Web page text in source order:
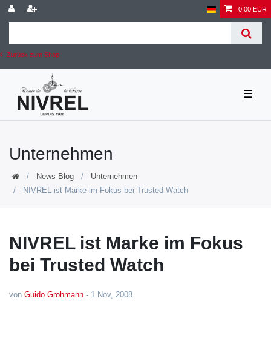
Zurück zum Shop
0,00 EUR
☰
Unternehmen
News Blog
Unternehmen
NIVREL ist Marke im Fokus bei Trusted Watch
NIVREL ist Marke im Fokus
bei Trusted Watch
von Guido Grohmann - 1 Nov, 2008